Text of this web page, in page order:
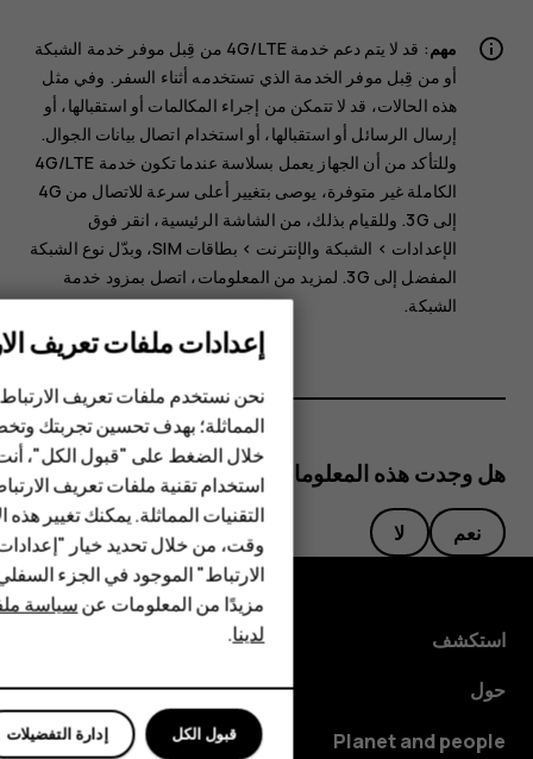
الهواتف المميزة
الأكسسوارات
HMD Terra M
HMD Watch
للأعمال
مهم
: قد لا يتم دعم خدمة 4G/LTE من قِبل موفر خدمة الشبكة
أو من قِبل موفر الخدمة الذي تستخدمه أثناء السفر. وفي مثل
هذه الحالات، قد لا تتمكن من إجراء المكالمات أو استقبالها، أو
إرسال الرسائل أو استقبالها، أو استخدام اتصال بيانات الجوال.
وللتأكد من أن الجهاز يعمل بسلاسة عندما تكون خدمة 4G/LTE
الكاملة غير متوفرة، يوصى بتغيير أعلى سرعة للاتصال من 4G
إلى 3G‏. وللقيام بذلك، من الشاشة الرئيسية، انقر فوق
الإعدادات‏‎‏‎ > الشبكة والإنترنت > بطاقات SIM ، وبدّل نوع الشبكة
المفضل إلى 3G. لمزيد من المعلومات، اتصل بمزود خدمة
الشبكة.
هل وجدت هذه المعلومات مفيدة؟
نعم لا
استكشف
حول
Planet and people
إعدادات ملفات تعريف
نحن نستخدم ملفات تعريف
المماثلة؛ بهدف تحسين تجربتك
خلال الضغط على "قبول الكل"،
استخدام تقنية ملفات تعريف
التقنيات المماثلة. يمكنك تغيير
وقت، من خلال تحديد خيار
الارتباط" الموجود في الجزء
مزيدًا من المعلومات عنسياسة
لدينا.
إدارة التفضيلات قبول الكل